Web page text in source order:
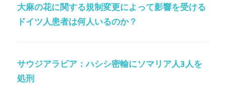
大麻の花に関する規制変更によって影響を受ける
ドイツ人患者は何人いるのか？
サウジアラビア：ハシシ密輸にソマリア人3人を
処刑